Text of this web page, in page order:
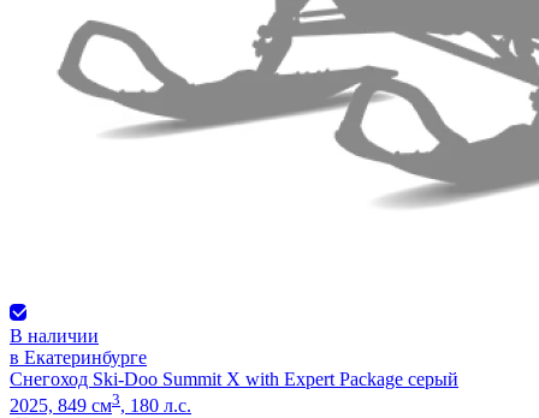
В наличии
в Екатеринбурге
Снегоход Ski-Doo Summit X with Expert Package серый
2025, 849 см3, 180 л.с.